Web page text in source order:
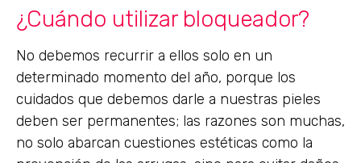
¿Cuándo utilizar bloqueador?
No debemos recurrir a ellos solo en un
determinado momento del año, porque los
cuidados que debemos darle a nuestras pieles
deben ser permanentes; las razones son muchas,
no solo abarcan cuestiones estéticas como la